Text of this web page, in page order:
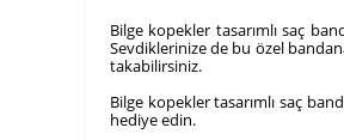
Bilge kopekler tasarımlı saç
Sevdiklerinize de bu özel
takabilirsiniz.
Bilge kopekler tasarımlı saç
hediye edin.